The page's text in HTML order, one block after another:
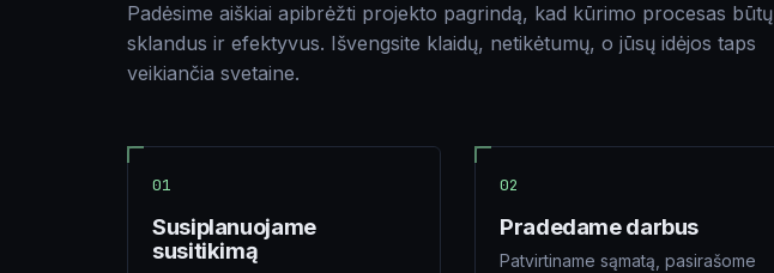
Padėsime aiškiai apibrėžti projekto pagrindą, kad kūrimo procesas būtų
sklandus ir efektyvus. Išvengsite klaidų, netikėtumų, o jūsų idėjos taps
veikiančia svetaine.
01
Susiplanuojame
susitikimą
02
Pradedame darbus
Patvirtiname sąmatą, pasirašome